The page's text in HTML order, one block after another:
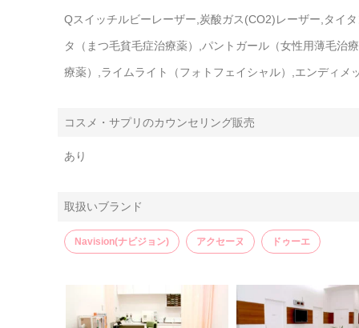
Qスイッチルビーレーザー,炭酸ガス(CO2)レーザー,タイ
タ（まつ毛貧毛症治療薬）,パントガール（女性用薄毛治
療薬）,ライムライト（フォトフェイシャル）,エンディメ
コスメ・サプリのカウンセリング販売
あり
取扱いブランド
Navision(ナビジョン) アクセーヌ ドゥーエ